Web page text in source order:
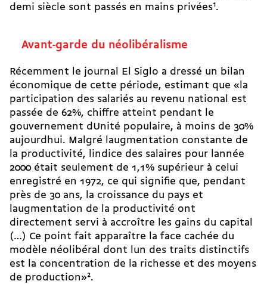
demi siècle sont passés en mains privées1.
Avant-garde du néolibéralisme
Récemment le journal El Siglo a dressé un bilan
économique de cette période, estimant que «la
participation des salariés au revenu national est
passée de 62%, chiffre atteint pendant le
gouvernement dUnité populaire, à moins de 30%
aujourdhui. Malgré laugmentation constante de
la productivité, lindice des salaires pour lannée
2000 était seulement de 1,1% supérieur à celui
enregistré en 1972, ce qui signifie que, pendant
près de 30 ans, la croissance du pays et
laugmentation de la productivité ont
directement servi à accroître les gains du capital
(…) Ce point fait apparaître la face cachée du
modèle néolibéral dont lun des traits distinctifs
est la concentration de la richesse et des moyens
de production»2.